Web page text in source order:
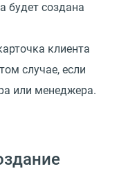
будет создана
клиента
случае, если
или менеджера.